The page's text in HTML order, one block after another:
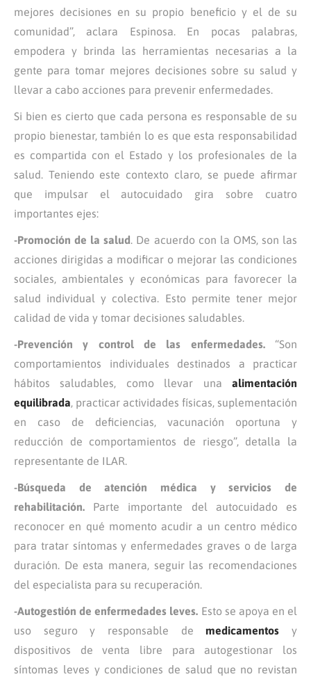
mejores decisiones en su propio beneficio y el de su
comunidad”, aclara Espinosa. En pocas palabras,
empodera y brinda las herramientas necesarias a la
gente para tomar mejores decisiones sobre su salud y
llevar a cabo acciones para prevenir enfermedades.
Si bien es cierto que cada persona es responsable de su
propio bienestar, también lo es que esta responsabilidad
es compartida con el Estado y los profesionales de la
salud. Teniendo este contexto claro, se puede afirmar
que impulsar el autocuidado gira sobre cuatro
importantes ejes:
-Promoción de la salud . De acuerdo con la OMS, son las
acciones dirigidas a modificar o mejorar las condiciones
sociales, ambientales y económicas para favorecer la
salud individual y colectiva. Esto permite tener mejor
calidad de vida y tomar decisiones saludables.
-Prevención y control de las enfermedades.“Son
comportamientos individuales destinados a practicar
hábitos saludables, como llevar una alimentación
equilibrada, practicar actividades físicas, suplementación
en caso de deficiencias, vacunación oportuna y
reducción de comportamientos de riesgo”, detalla la
representante de ILAR.
-Búsqueda de atención médica y servicios de
rehabilitación. Parte importante del autocuidado es
reconocer en qué momento acudir a un centro médico
para tratar síntomas y enfermedades graves o de larga
duración. De esta manera, seguir las recomendaciones
del especialista para su recuperación.
-Autogestión de enfermedades leves. Esto se apoya en el
uso seguro y responsable demedicamentos y
dispositivos de venta libre para autogestionar los
síntomas leves y condiciones de salud que no revistan